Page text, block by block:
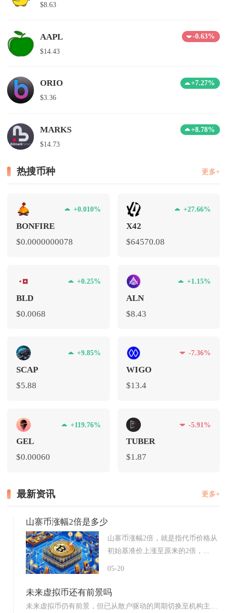
$8.63
AAPL
-0.63%
$14.43
ORIO
+7.27%
$3.36
MARKS
+8.78%
$14.73
热搜币种 更多+
+0.010%
BONFIRE
$0.0000000078
+27.66%
X42
$64570.08
+0.25%
BLD
$0.0068
+1.15%
ALN
$8.43
+9.85%
SCAP
$5.88
-7.36%
WIGO
$13.4
+119.76%
GEL
$0.00060
-5.91%
TUBER
$1.87
最新资讯 更多+
山寨币涨幅2倍是多少
山寨币涨幅2倍，就是指代币价格从
初始基准价上涨至原来的2倍，...
05-20
未来虚拟币还有前景吗
未来虚拟币仍有前景，但已从散户驱动的周期切换至机构主